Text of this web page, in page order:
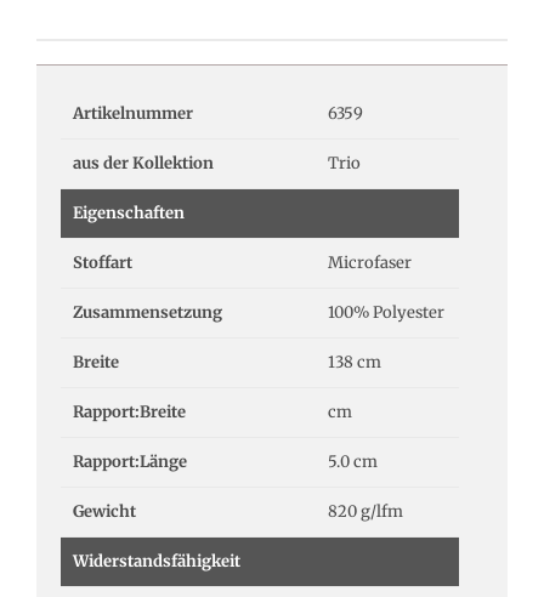
Artikelnummer 6359
aus der Kollektion Trio
Eigenschaften
Stoffart Microfaser
Zusammensetzung 100% Polyester
Breite 138 cm
Rapport:Breite cm
Rapport:Länge 5.0 cm
Gewicht 820 g/lfm
Widerstandsfähigkeit